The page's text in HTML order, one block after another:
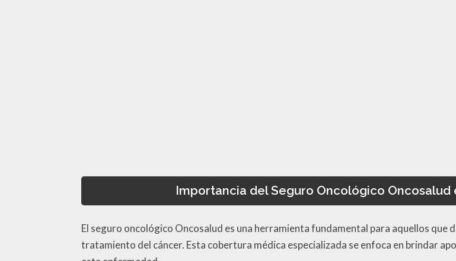
Importancia del Seguro Oncológico
El seguro oncológico Oncosalud es una herramienta fundamental para aquellos que
tratamiento del cáncer. Esta cobertura médica especializada se enfoca en brindar